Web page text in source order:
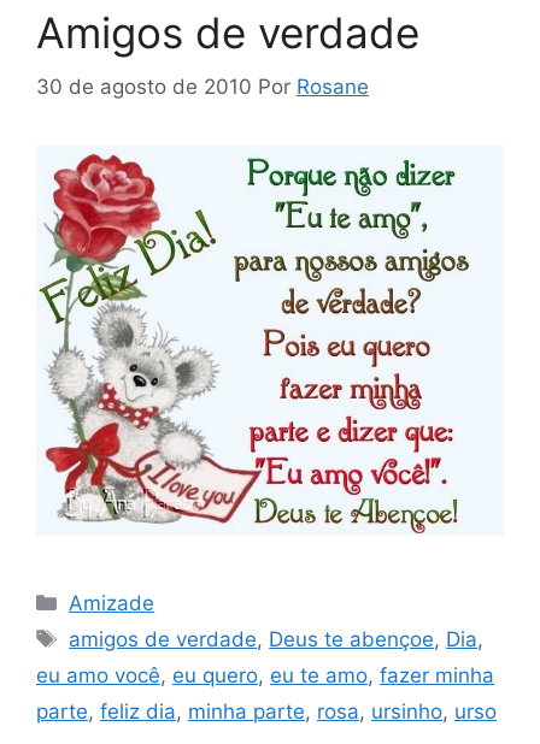
Amigos de verdade
30 de agosto de 2010 Por Rosane
Categorias
Amizade
Tags
amigos de verdade, Deus te abençoe, Dia,
eu amo você, eu quero, eu te amo, fazer minha
parte, feliz dia, minha parte, rosa, ursinho, urso